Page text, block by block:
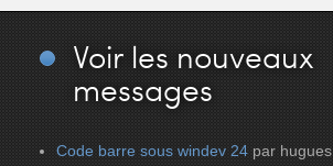
Voir les nouveaux
messages
Code barre sous windev 24 par hugues